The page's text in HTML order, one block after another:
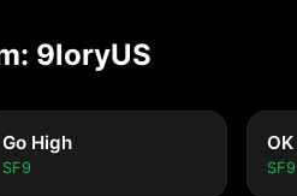
9loryUS
Go High
SF9 SF9